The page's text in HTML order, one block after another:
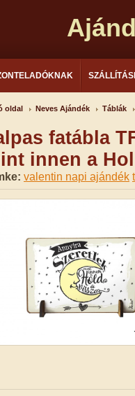
oldal Neves Ajándék Táblák
fatábla
innen a
valentin napi ajándék